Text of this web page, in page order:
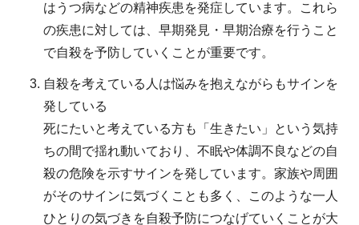
はうつ病などの精神疾患を発症しています。これら
の疾患に対しては、早期発見・早期治療を行うこと
で自殺を予防していくことが重要です。
自殺を考えている人は悩みを抱えながらもサインを
発している
死にたいと考えている方も「生きたい」という気持
ちの間で揺れ動いており、不眠や体調不良などの自
殺の危険を示すサインを発しています。家族や周囲
がそのサインに気づくことも多く、このような一人
ひとりの気づきを自殺予防につなげていくことが大